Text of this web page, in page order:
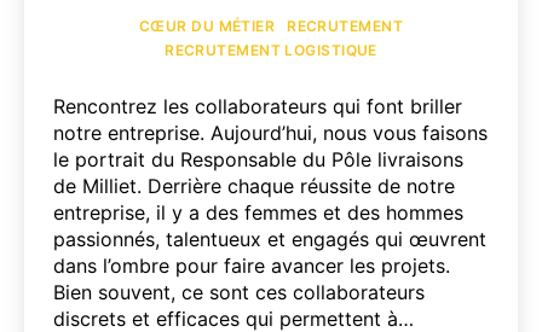
CatégoriesCŒUR DU MÉTIER
RECRUTEMENT
RECRUTEMENT LOGISTIQUE
Rencontrez les collaborateurs qui font briller
notre entreprise. Aujourd’hui, nous vous faisons
le portrait du Responsable du Pôle livraisons
de Milliet. Derrière chaque réussite de notre
entreprise, il y a des femmes et des hommes
passionnés, talentueux et engagés qui œuvrent
dans l’ombre pour faire avancer les projets.
Bien souvent, ce sont ces collaborateurs
discrets et efficaces qui permettent à…